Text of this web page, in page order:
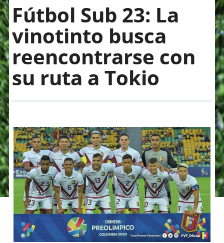
Fútbol Sub 23: La
vinotinto busca
reencontrarse con
su ruta a Tokio